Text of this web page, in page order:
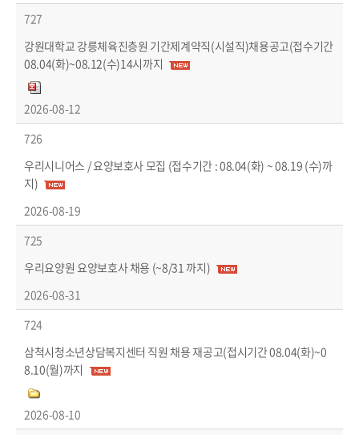
727
강원대학교 강릉체육진층원 기간제계약직(시설직)채용공고(접수기간
08.04(화)~08.12(수)14시까지
2026-08-12
726
우리시니어스 / 요양보호사 모집 (접수기간 : 08.04(화) ~ 08.19 (수)까
지)
2026-08-19
725
우리요양원 요양보호사 채용 (~8/31 까지)
2026-08-31
724
삼척시청소년상담복지센터 직원 채용 재공고(접시기간 08.04(화)~0
8.10(월)까지
2026-08-10